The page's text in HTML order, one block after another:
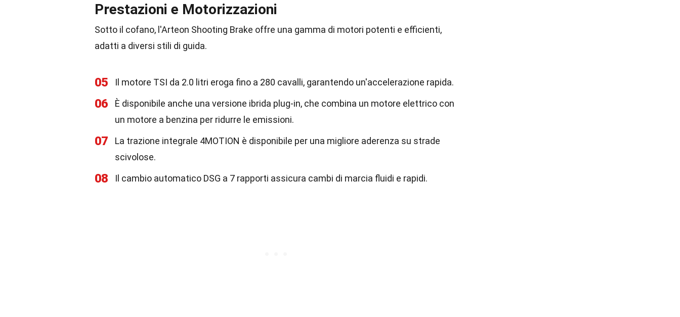
Prestazioni e Motorizzazioni
Sotto il cofano, l'Arteon Shooting Brake offre una gamma di motori potenti e efficienti,
adatti a diversi stili di guida.
05 Il motore TSI da 2.0 litri eroga fino a 280 cavalli, garantendo un'accelerazione rapida.
06
È disponibile anche una versione ibrida plug-in, che combina un motore elettrico con
un motore a benzina per ridurre le emissioni.
07
La trazione integrale 4MOTION è disponibile per una migliore aderenza su strade
scivolose.
08 Il cambio automatico DSG a 7 rapporti assicura cambi di marcia fluidi e rapidi.